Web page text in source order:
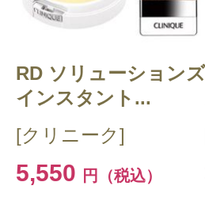
き/フィット感/肌色
ガニックコスメ・
購入品：アメイジ
購入色：（ウォー
められて使い始め
RD ソリューションズ
インスタント...
[クリニーク]
5,550 円（税込）